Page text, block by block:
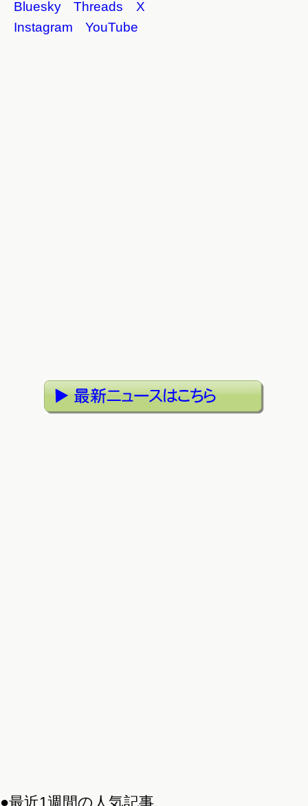
チフィルム」オーイシマサヨシ
0票
Bluesky Threads
X
Instagram
YouTube
●最近1週間の人気記事